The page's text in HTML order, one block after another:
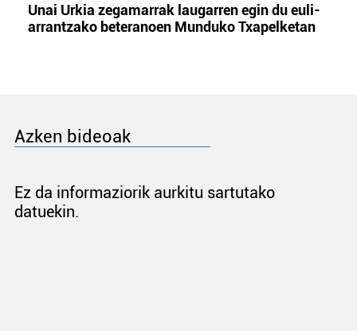
Unai Urkia zegamarrak laugarren egin du euli-
arrantzako beteranoen Munduko Txapelketan
Azken bideoak
Ez da informaziorik aurkitu sartutako
datuekin.